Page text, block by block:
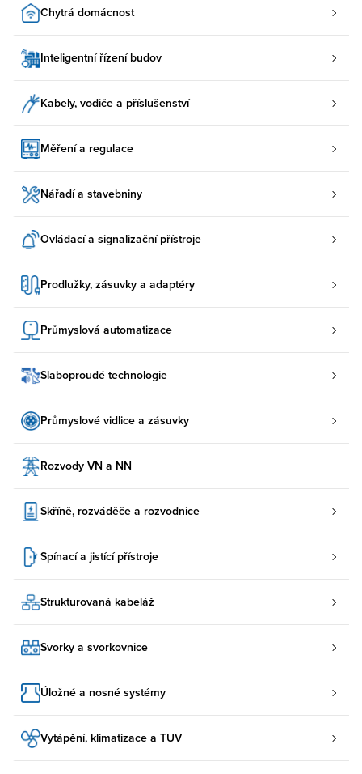
Chytrá domácnost
Inteligentní řízení budov
Kabely, vodiče a příslušenství
Měření a regulace
Nářadí a stavebniny
Ovládací a signalizační přístroje
Prodlužky, zásuvky a adaptéry
Průmyslová automatizace
Slaboproudé technologie
Průmyslové vidlice a zásuvky
Rozvody VN a NN
Skříně, rozváděče a rozvodnice
Spínací a jistící přístroje
Strukturovaná kabeláž
Svorky a svorkovnice
Úložné a nosné systémy
Vytápění, klimatizace a TUV